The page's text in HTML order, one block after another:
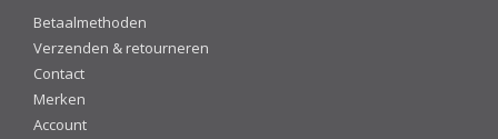
Betaalmethoden
Verzenden & retourneren
Contact
Merken
Account